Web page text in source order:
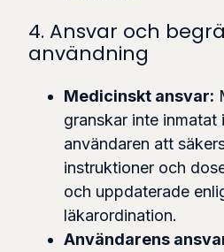
4. Ansvar och
användning
Medicinskt ansvar:
granskar inte inmatat
användaren att
instruktioner och
och uppdaterade
läkarordination.
Användarens